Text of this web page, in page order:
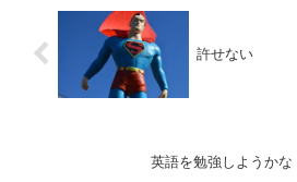
許せない
英語を勉強しようかな